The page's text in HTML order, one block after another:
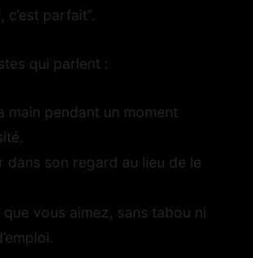
c’est parfait”.
qui parlent :
main pendant un moment
dans son regard au lieu de le
que vous aimez, sans tabou ni